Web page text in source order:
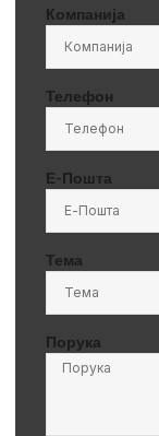
Компанија
Телефон
Е-Пошта
Тема
Порука